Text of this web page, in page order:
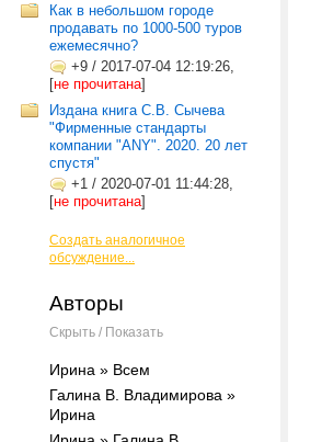
Как в небольшом городе
продавать по 1000-500 туров
ежемесячно?
+9 / 2017-07-04 12:19:26,
[не прочитана]
Издана книга С.В. Сычева
"Фирменные стандарты
компании "ANY". 2020. 20 лет
спустя"
+1 / 2020-07-01 11:44:28,
[не прочитана]
Создать аналогичное
обсуждение...
Авторы
Скрыть / Показать
Ирина » Всем
Галина В. Владимирова »
Ирина